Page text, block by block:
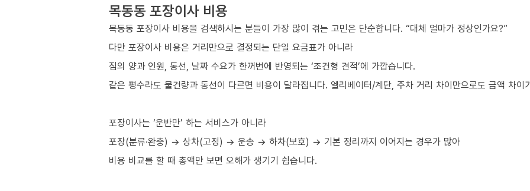
목동동 포장이사 비용
목동동 포장이사 비용을 검색하시는 분들이 가장 많이 겪는 고민은 단순합니다. “대체 얼마가 정상인가요?”
다만 포장이사 비용은 거리만으로 결정되는 단일 요금표가 아니라
짐의 양과 인원, 동선, 날짜 수요가 한꺼번에 반영되는 ‘조건형 견적’에 가깝습니다.
같은 평수라도 물건량과 동선이 다르면 비용이 달라집니다. 엘리베이터/계단, 주차 거리 차이만으로도 금액 차이
포장이사는 ‘운반만’ 하는 서비스가 아니라
포장(분류·완충) → 상차(고정) → 운송 → 하차(보호) → 기본 정리까지 이어지는 경우가 많아
비용 비교를 할 때 총액만 보면 오해가 생기기 쉽습니다.